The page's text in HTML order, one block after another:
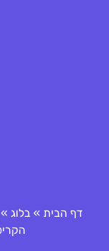
דף הבית » בלוג »